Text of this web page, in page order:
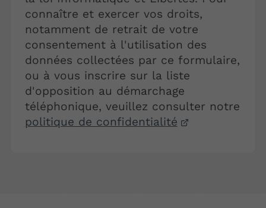
connaître et exercer vos droits,
notamment de retrait de votre
consentement à l'utilisation des
données collectées par ce formulaire,
ou à vous inscrire sur la liste
d'opposition au démarchage
téléphonique, veuillez consulter notre
politique de confidentialité